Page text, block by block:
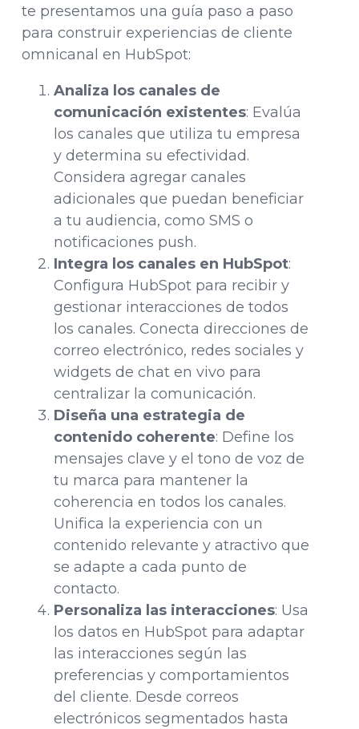
te presentamos una guía paso a paso
para construir experiencias de cliente
omnicanal en HubSpot:
Analiza los canales de
comunicación existentes: Evalúa
los canales que utiliza tu empresa
y determina su efectividad.
Considera agregar canales
adicionales que puedan beneficiar
a tu audiencia, como SMS o
notificaciones push.
Integra los canales en HubSpot:
Configura HubSpot para recibir y
gestionar interacciones de todos
los canales. Conecta direcciones de
correo electrónico, redes sociales y
widgets de chat en vivo para
centralizar la comunicación.
Diseña una estrategia de
contenido coherente: Define los
mensajes clave y el tono de voz de
tu marca para mantener la
coherencia en todos los canales.
Unifica la experiencia con un
contenido relevante y atractivo que
se adapte a cada punto de
contacto.
Personaliza las interacciones: Usa
los datos en HubSpot para adaptar
las interacciones según las
preferencias y comportamientos
del cliente. Desde correos
electrónicos segmentados hasta